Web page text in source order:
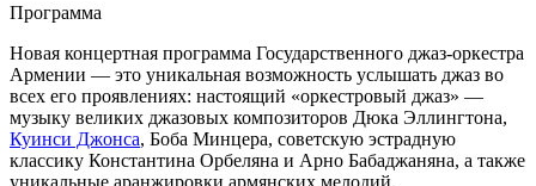
Программа
Новая концертная программа Государственного джаз-оркестра
Армении — это уникальная возможность услышать джаз во
всех его проявлениях: настоящий «оркестровый джаз» —
музыку великих джазовых композиторов Дюка Эллингтона,
Куинси Джонса, Боба Минцера, советскую эстрадную
классику Константина Орбеляна и Арно Бабаджаняна, а также
уникальные аранжировки армянских мелодий.